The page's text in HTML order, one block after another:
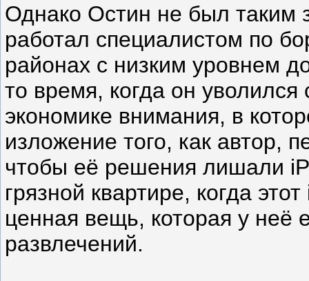
Однако Остин не был таким
работал специалистом по
районах с низким уровнем
то время, когда он уволился
экономике внимания, в
изложение того, как автор,
чтобы её решения лишали
грязной квартире, когда
ценная вещь, которая у неё
развлечений.